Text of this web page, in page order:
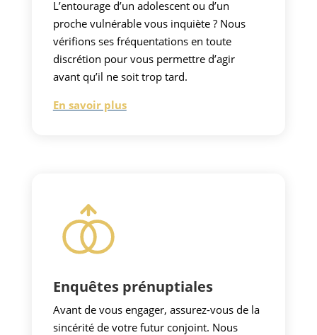
L’entourage d’un adolescent ou d’un
proche vulnérable vous inquiète ? Nous
vérifions ses fréquentations en toute
discrétion pour vous permettre d’agir
avant qu’il ne soit trop tard.
En savoir plus
Enquêtes prénuptiales
Avant de vous engager, assurez-vous de la
sincérité de votre futur conjoint. Nous